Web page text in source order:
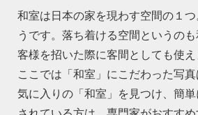
和室は日本の家を現わす空間の１
うです。落ち着ける空間というの
客様を招いた際に客間としても使
ここでは「和室」にこだわった写
気に入りの「和室」を見つけ、簡